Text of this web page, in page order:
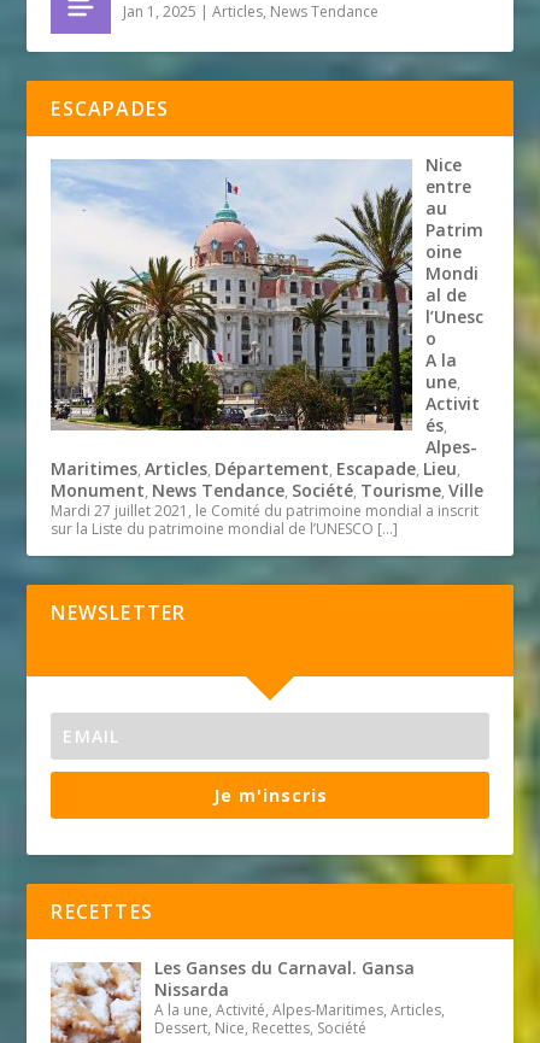
Jan 1, 2025 |Articles, News Tendance
ESCAPADES
Nice
entre
au
Patrim
oine
Mondi
al de
l’Unesc
o
A la
une,
Activit
és,
Alpes-
Maritimes,Articles, Département, Escapade, Lieu,
Monument, News Tendance, Société, Tourisme,Ville
Mardi 27 juillet 2021, le Comité du patrimoine mondial a inscrit
sur la Liste du patrimoine mondial de l’UNESCO […]
NEWSLETTER
Je m'inscris
RECETTES
Les Ganses du Carnaval. Gansa
Nissarda
A la une, Activité, Alpes-Maritimes, Articles,
Dessert, Nice, Recettes, Société